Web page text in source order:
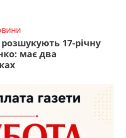
17-річну
має два